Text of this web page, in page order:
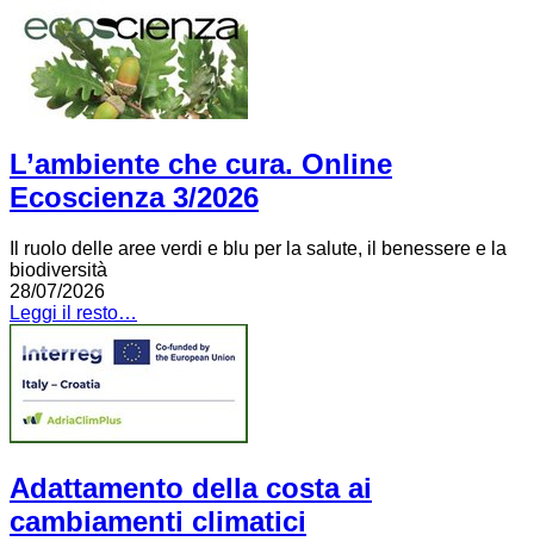
L’ambiente che cura. Online
Ecoscienza 3/2026
Il ruolo delle aree verdi e blu per la salute, il benessere e la
biodiversità
28/07/2026
Leggi il resto…
Adattamento della costa ai
cambiamenti climatici